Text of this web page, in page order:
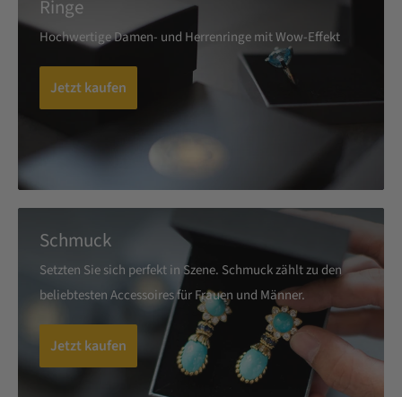
Ringe
Hochwertige Damen- und Herrenringe mit Wow-Effekt
Jetzt kaufen
Schmuck
Setzten Sie sich perfekt in Szene. Schmuck zählt zu den
beliebtesten Accessoires für Frauen und Männer.
Jetzt kaufen